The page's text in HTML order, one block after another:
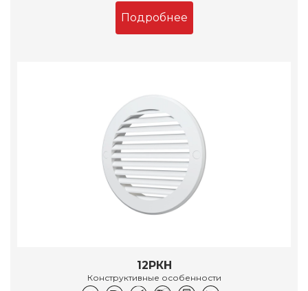
Подробнее
12РКН
Конструктивные особенности